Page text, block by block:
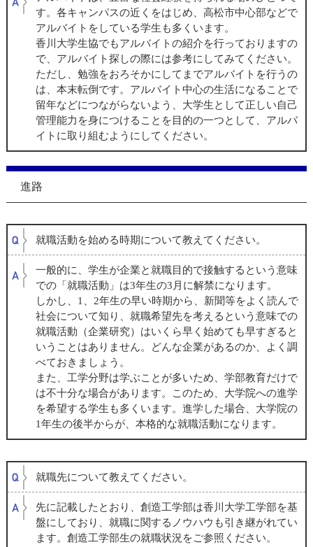
す。各キャンパスの近くをはじめ、高松市中心部などで
アルバイトをしている学生も多くいます。
香川大学生協でもアルバイトの紹介を行っておりますの
で、アルバイト探しの際には参考にしてみてください。
ただし、勉強をおろそかにしてまでアルバイトを行うの
は、本末転倒です。アルバイト中心の生活になることで
留年などにつながらないよう、大学生として正しい自己
管理能力を身につけることを目的の一つとして、アルバ
イトに取り組むようにしてください。
進路
就職活動を始める時期について教えてください。
一般的に、学生が企業と就職目的で接触するという意味
での「就職活動」は3年生の3月に解禁になります。
しかし、 1 2年生の早い時期から、新聞等をよく読んで
社会について知り、就職希望先を考えるという意味での
就職活動（企業研究）はいくら早く始めても早すぎると
いうことはありません。どんな企業があるのか、よく調
べておきましょう。
また、工学分野は学ぶことが多いため、学部教育だけで
は不十分な場合があります。このため、大学院への進学
を希望する学生も多くいます。進学した場合、大学院の
1年生の後半からが、本格的な就職活動になります。
就職先について教えてください。
先に記載したとおり、創造工学部は香川大学工学部を基
盤にしており、就職に関するノウハウも引き継がれてい
ます。創造工学部生の就職状況をご参照ください。